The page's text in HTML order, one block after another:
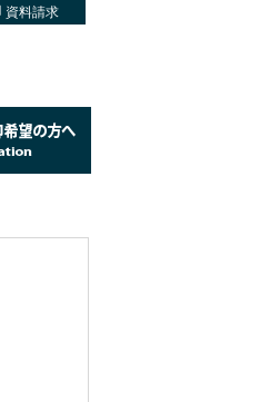
資料請求